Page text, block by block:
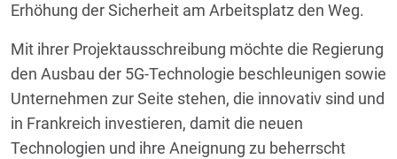
Erhöhung der Sicherheit am Arbeitsplatz den Weg.
Mit ihrer Projektausschreibung möchte die Regierung
den Ausbau der 5G-Technologie beschleunigen sowie
Unternehmen zur Seite stehen, die innovativ sind und
in Frankreich investieren, damit die neuen
Technologien und ihre Aneignung zu beherrscht